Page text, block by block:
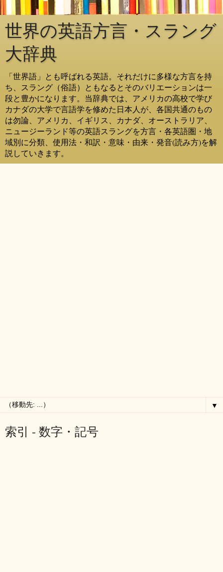
世界の英語方言・スラング
大辞典
「世界語」とも呼ばれる英語。それだけに多様な方言を持
ち、スラング（俗語）ともなるとそのバリエーションは一
段と豊かになります。当辞典では、アメリカの高校で学び
カナダの大学で言語学を修めた日本人が、各国共通のもの
は勿論、アメリカ、イギリス、カナダ、オーストラリア、
ニュージーランド等の英語スラングを方言・各英語圏・地
域別に分類、使用法・和訳・意味・由来・発音(読み方)を解
説していきます。
▼
索引 - 数字・記号